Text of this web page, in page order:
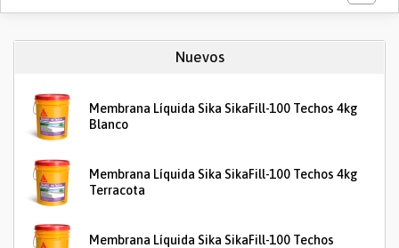
Nuevos
Membrana Líquida Sika SikaFill-100 Techos 4kg
Blanco
Membrana Líquida Sika SikaFill-100 Techos 4kg
Terracota
Membrana Líquida Sika SikaFill-100 Techos